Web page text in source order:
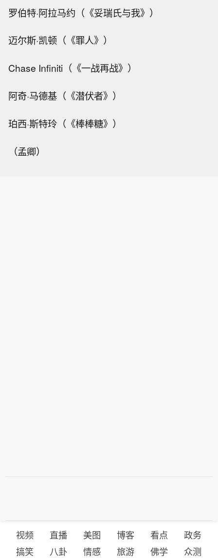
罗伯特·阿拉马约（《妥瑞氏与我》）
迈尔斯·凯顿（《罪人》）
Chase Infiniti（《一战再战》）
阿奇·马德基（《潜伏者》）
珀西·斯特玲（《棒棒糖》）
（孟卿）
视频 直播 美图 博客 看点
政务
搞笑
八卦 情感 旅游 佛学 众测